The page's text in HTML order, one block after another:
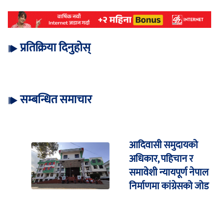
प्रतिक्रिया दिनुहोस्
सम्बन्धित समाचार
आदिवासी समुदायको
अधिकार, पहिचान र
समावेशी न्यायपूर्ण नेपाल
निर्माणमा कांग्रेसको जोड